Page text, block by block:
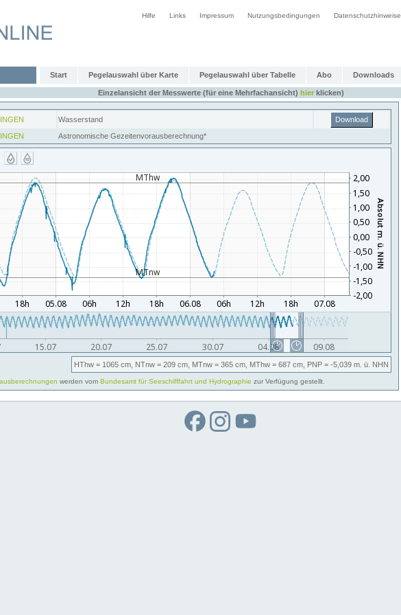
Hilfe Links Impressum Nutzungsbedingungen Datenschutzhinweise
Start Pegelauswahl über Karte Pegelauswahl über Tabelle Abo Downloads
Einzelansicht der Messwerte (für eine Mehrfachansicht) hierklicken)
Wasserstand
Download
Astronomische Gezeitenvorausberechnung*
HThw = 1065 cm, NTnw = 209 cm, MTnw = 365 cm, MThw = 687 cm, PNP = -5,039 m. ü. NHN
werden vom Bundesamt für Seeschifffahrt und Hydrographie zur Verfügung gestellt.